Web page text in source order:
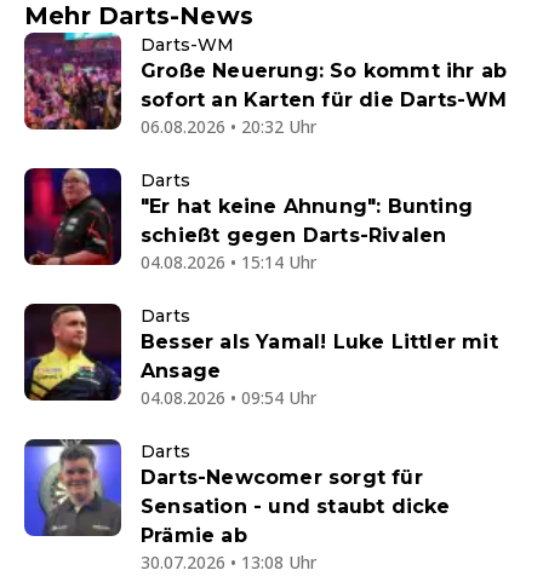
Mehr Darts-News
Darts-WM
Große Neuerung: So kommt ihr ab
sofort an Karten für die Darts-WM
06.08.2026 • 20:32 Uhr
Darts
"Er hat keine Ahnung": Bunting
schießt gegen Darts-Rivalen
04.08.2026 • 15:14 Uhr
Darts
Besser als Yamal! Luke Littler mit
Ansage
04.08.2026 • 09:54 Uhr
Darts
Darts-Newcomer sorgt für
Sensation - und staubt dicke
Prämie ab
30.07.2026 • 13:08 Uhr